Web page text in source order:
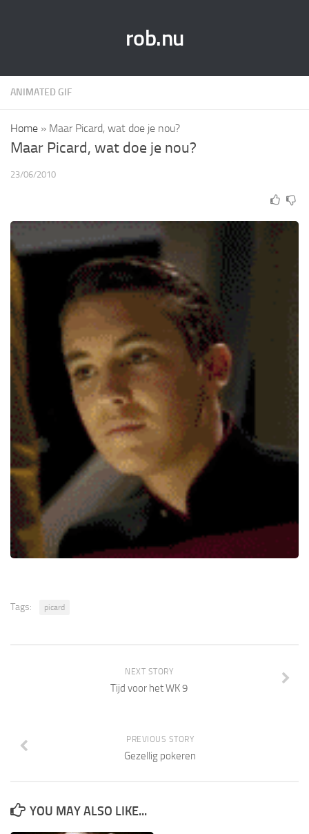
rob.nu
ANIMATED GIF
Home » Maar Picard, wat doe je nou?
Maar Picard, wat doe je nou?
23/06/2010
Tags: picard
NEXT STORY
Tijd voor het WK 9
PREVIOUS STORY
Gezellig pokeren
YOU MAY ALSO LIKE...